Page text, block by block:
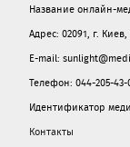
Название онлайн-
Адрес: 02091, г.
E-mail:
Телефон: 044-205-43-
Идентификатор
Контакты